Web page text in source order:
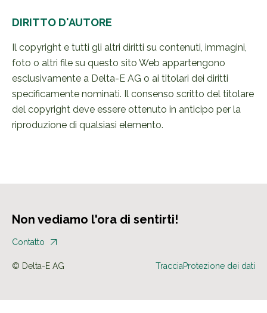
DIRITTO D'AUTORE
Il copyright e tutti gli altri diritti su contenuti, immagini,
foto o altri file su questo sito Web appartengono
esclusivamente a Delta-E AG o ai titolari dei diritti
specificamente nominati. Il consenso scritto del titolare
del copyright deve essere ottenuto in anticipo per la
riproduzione di qualsiasi elemento.
Non vediamo l'ora di sentirti!
Contatto
© Delta-E AG TracciaProtezione dei dati